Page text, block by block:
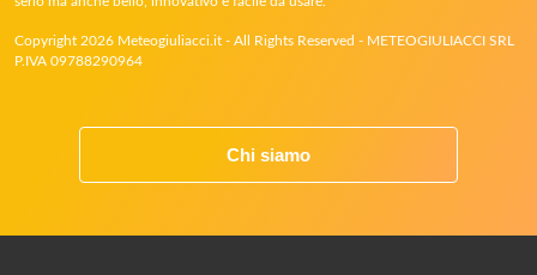
Copyright 2026 Meteogiuliacci.it - All Rights Reserved - METEOGIULIACCI SRL
P.IVA 09788290964
Chi siamo